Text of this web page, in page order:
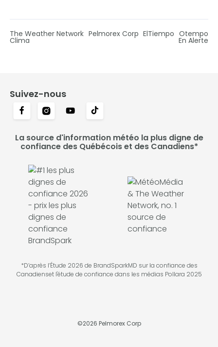
The Weather Network Pelmorex Corp ElTiempo Otempo
Clima En Alerte
Suivez-nous
La source d'information météo la plus digne de
confiance des Québécois et des Canadiens*
*D’après l’Étude 2026 de BrandSparkMD sur la confiance des
Canadienset l'étude de confiance dans les médias Pollara 2025
©2026 Pelmorex Corp